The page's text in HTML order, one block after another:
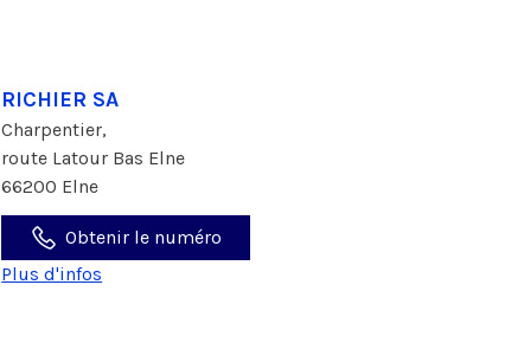
RICHIER SA
Charpentier,
route Latour Bas Elne
66200 Elne
Obtenir le numéro
Plus d'infos